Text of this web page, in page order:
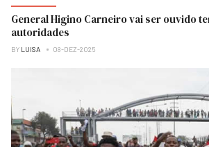
General Higino Carneiro vai ser ouvido
autoridades
BY LUISA 08-DEZ-2025